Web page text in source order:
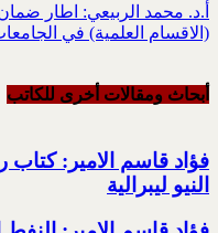
أ.د. محمد الربيعي: اطار
(الاقسام العلمية) في
أبحاث ومقالات أخرى للکاتب
فؤاد قاسم الامير: كتاب
النيو ليبرالية